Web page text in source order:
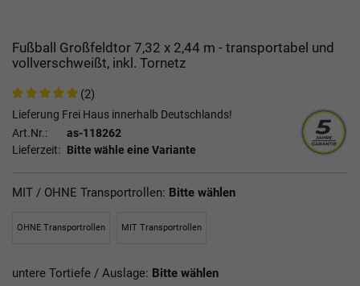
Fußball Großfeldtor 7,32 x 2,44 m - transportabel und
vollverschweißt, inkl. Tornetz
(2)
Lieferung Frei Haus innerhalb Deutschlands!
Art.Nr.:
as-118262
Lieferzeit: Bitte wähle eine Variante
MIT / OHNE Transportrollen: Bitte wählen
OHNE Transportrollen MIT Transportrollen
untere Tortiefe / Auslage: Bitte wählen